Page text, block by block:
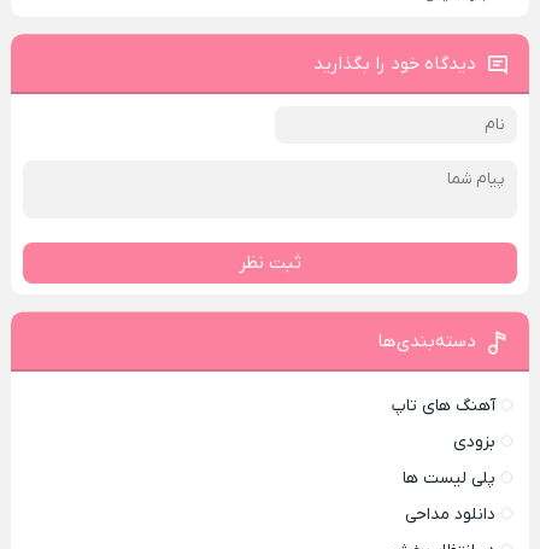
دیدگاه خود را بگذارید
ثبت نظر
دسته‌بندی‌ها
آهنگ های تاپ
بزودی
پلی لیست ها
دانلود مداحی